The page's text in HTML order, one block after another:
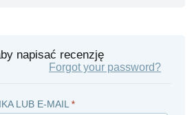
napisać recenzję
Forgot your password?
LUB E-MAIL *